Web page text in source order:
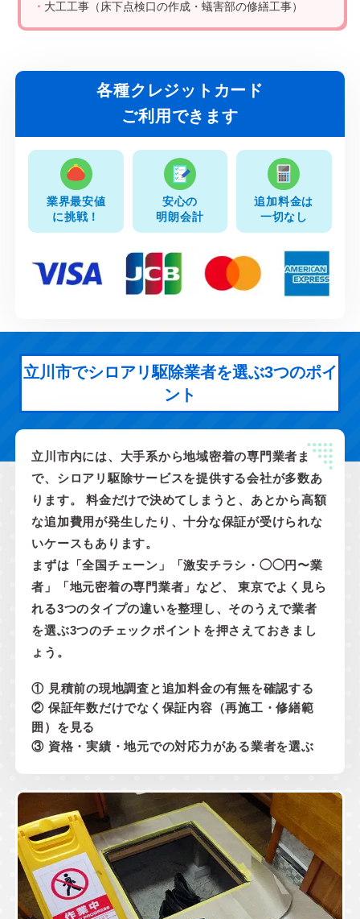
・ 大工工事（床下点検口の作成・蟻害部の修繕工事）
各種クレジットカード
ご利用できます
業界最安値
に挑戦！
安心の
明朗会計
追加料金は
一切なし
立川市でシロアリ駆除業者を選ぶ3つのポイ
ント
立川市内には、大手系から地域密着の専門業者ま
で、シロアリ駆除サービスを提供する会社が多数あ
ります。 料金だけで決めてしまうと、あとから高額
な追加費用が発生したり、十分な保証が受けられな
いケースもあります。
まずは「全国チェーン」「激安チラシ・◯◯円〜業
者」「地元密着の専門業者」など、 東京でよく見ら
れる3つのタイプの違いを整理し、そのうえで業者
を選ぶ3つのチェックポイントを押さえておきまし
ょう。
① 見積前の現地調査と追加料金の有無を確認する
② 保証年数だけでなく保証内容（再施工・修繕範
囲）を見る
③ 資格・実績・地元での対応力がある業者を選ぶ